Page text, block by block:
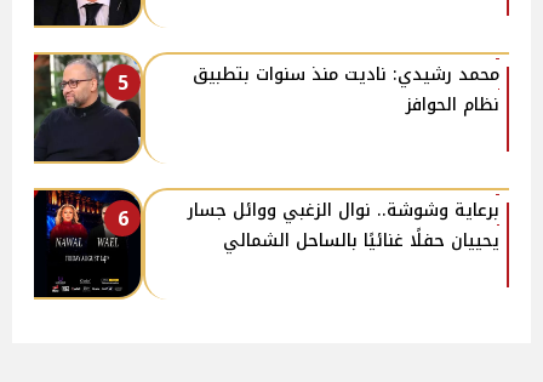
5
محمد رشيدي: ناديت منذ سنوات بتطبيق
نظام الحوافز
6
برعاية وشوشة.. نوال الزغبي ووائل جسار
يحييان حفلًا غنائيًا بالساحل الشمالي